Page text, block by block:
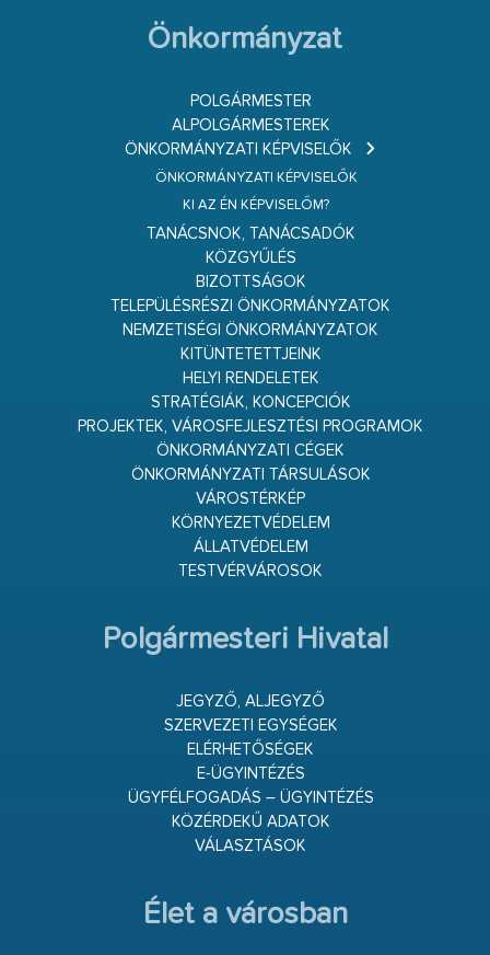
Önkormányzat
POLGÁRMESTER
ALPOLGÁRMESTEREK
ÖNKORMÁNYZATI KÉPVISELŐK
ÖNKORMÁNYZATI KÉPVISELŐK
KI AZ ÉN KÉPVISELŐM?
TANÁCSNOK, TANÁCSADÓK
KÖZGYŰLÉS
BIZOTTSÁGOK
TELEPÜLÉSRÉSZI ÖNKORMÁNYZATOK
NEMZETISÉGI ÖNKORMÁNYZATOK
KITÜNTETETTJEINK
HELYI RENDELETEK
STRATÉGIÁK, KONCEPCIÓK
PROJEKTEK, VÁROSFEJLESZTÉSI PROGRAMOK
ÖNKORMÁNYZATI CÉGEK
ÖNKORMÁNYZATI TÁRSULÁSOK
VÁROSTÉRKÉP
KÖRNYEZETVÉDELEM
ÁLLATVÉDELEM
TESTVÉRVÁROSOK
Polgármesteri Hivatal
JEGYZŐ, ALJEGYZŐ
SZERVEZETI EGYSÉGEK
ELÉRHETŐSÉGEK
E-ÜGYINTÉZÉS
ÜGYFÉLFOGADÁS – ÜGYINTÉZÉS
KÖZÉRDEKŰ ADATOK
VÁLASZTÁSOK
Élet a városban